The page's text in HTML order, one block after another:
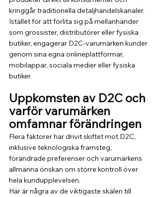
kringgår traditionella detaljhandelskanaler.
Istället för att förlita sig på mellanhänder
som grossister, distributörer eller fysiska
butiker, engagerar D2C-varumärken kunder
genom sina egna onlineplattformar,
mobilappar, sociala medier eller fysiska
butiker.
Uppkomsten av D2C och
varför varumärken
omfamnar förändringen
Flera faktorer har drivit skiftet mot D2C,
inklusive teknologiska framsteg,
förändrade preferenser och varumärkens
allmänna önskan om större kontroll över
hela kundupplevelsen.
Här är några av de viktigaste skälen till